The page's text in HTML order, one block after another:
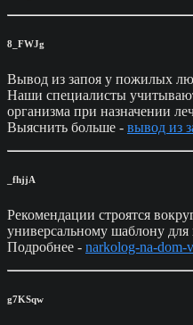
8_FWJg
Вывод из запоя у пожилых
Наши специалисты
организма при назначении
Выяснить больше - вывод из
_fhjjA
Рекомендации строятся
универсальному шаблону для
Подробнее - narkolog-na-dom-
g7KSqw